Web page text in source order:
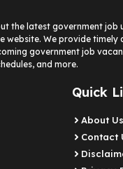
the latest government job
website. We provide timely
government job
and more.
Quick
About Us
Contact